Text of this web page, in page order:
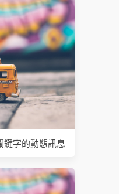
鍵字的動態訊息